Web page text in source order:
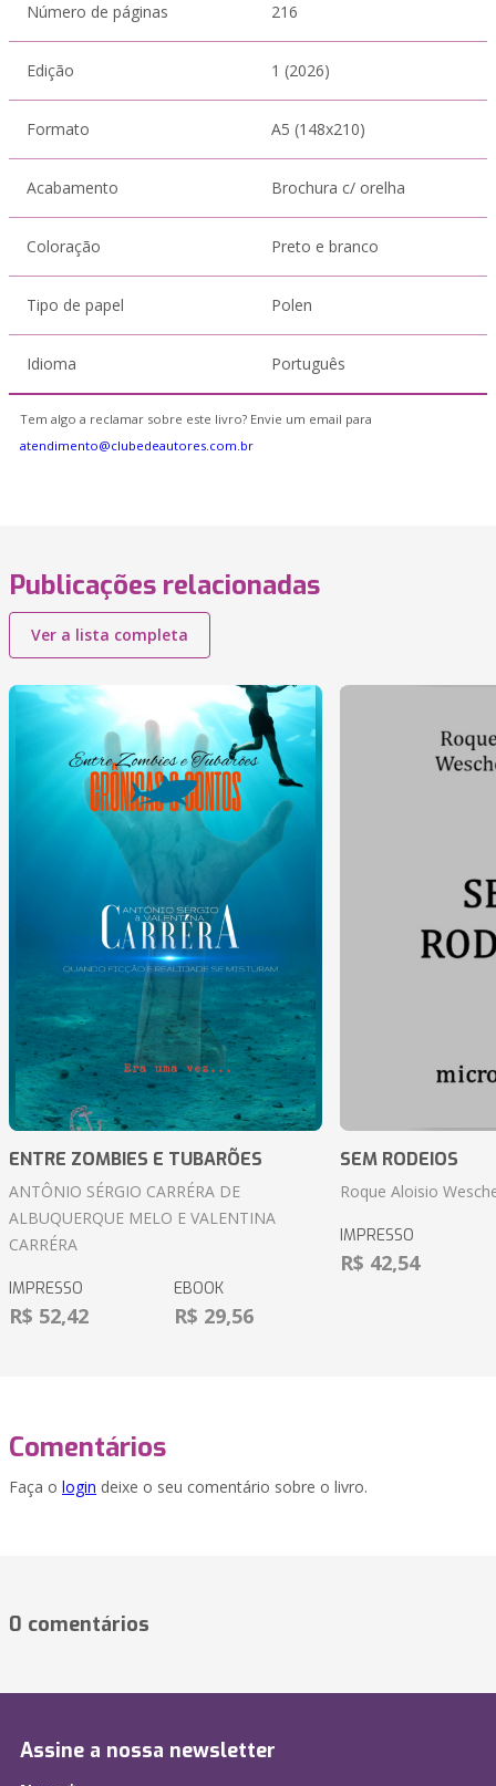
Número de páginas 216
Edição 1 (2026)
Formato A5 (148x210)
Acabamento Brochura c/ orelha
Coloração Preto e branco
Tipo de papel Polen
Idioma Português
Tem algo a reclamar sobre este livro? Envie um email para
atendimento@clubedeautores.com.br
Publicações relacionadas
Ver a lista completa
ENTRE ZOMBIES E TUBARÕES
ANTÔNIO SÉRGIO CARRÉRA DE
ALBUQUERQUE MELO E VALENTINA
CARRÉRA
IMPRESSO
R$ 52,42
EBOOK
R$ 29,56
SEM RODEIOS
Roque Aloisio
IMPRESSO
R$ 42,54
Comentários
Faça o login deixe o seu comentário sobre o livro.
0 comentários
Assine a nossa newsletter